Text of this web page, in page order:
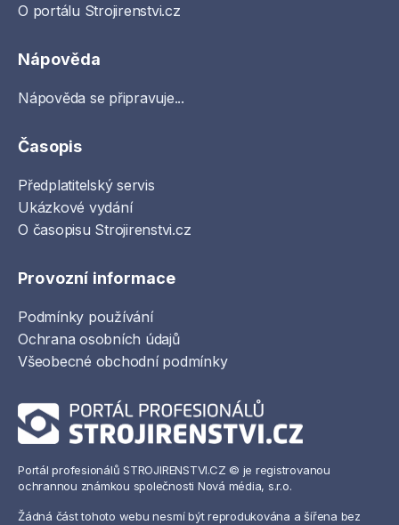
O portálu Strojirenstvi.cz
Nápověda
Nápověda se připravuje...
Časopis
Předplatitelský servis
Ukázkové vydání
O časopisu Strojirenstvi.cz
Provozní informace
Podmínky používání
Ochrana osobních údajů
Všeobecné obchodní podmínky
Portál profesionálů STROJIRENSTVI.CZ © je registrovanou
ochrannou známkou společnosti Nová média, s.r.o.
Žádná část tohoto webu nesmí být reprodukována a šířena bez